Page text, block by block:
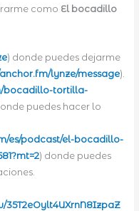
como El bocadillo
) donde puedes dejarme
lynze/message).
bocadillo-tortilla-
puedes hacer lo
es/podcast/el-bocadillo-
) donde puedes